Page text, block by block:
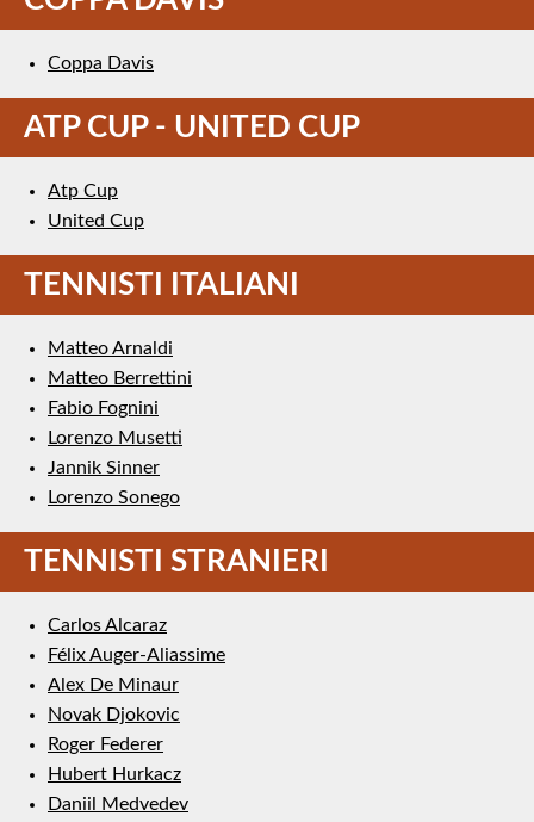
Coppa Davis
ATP CUP - UNITED CUP
Atp Cup
United Cup
TENNISTI ITALIANI
Matteo Arnaldi
Matteo Berrettini
Fabio Fognini
Lorenzo Musetti
Jannik Sinner
Lorenzo Sonego
TENNISTI STRANIERI
Carlos Alcaraz
Félix Auger-Aliassime
Alex De Minaur
Novak Djokovic
Roger Federer
Hubert Hurkacz
Daniil Medvedev